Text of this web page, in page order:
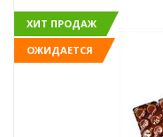
ХИТ ПРОДАЖ
ОЖИДАЕТСЯ